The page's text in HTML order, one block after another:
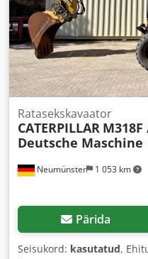
Neumünster 1 053 km
Ratasekskavaator
CATERPILLAR
Deutsche Maschine
Pärida
Seisukord: kasutatud,